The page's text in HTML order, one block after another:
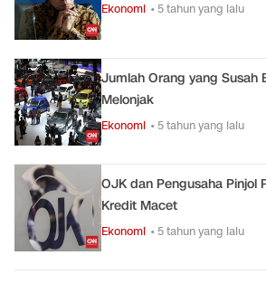
Ekonomi • 5 tahun yang lalu
Jumlah Orang yang Susah
Melonjak
Ekonomi • 5 tahun yang lalu
OJK dan Pengusaha Pinjol
Kredit Macet
Ekonomi • 5 tahun yang lalu